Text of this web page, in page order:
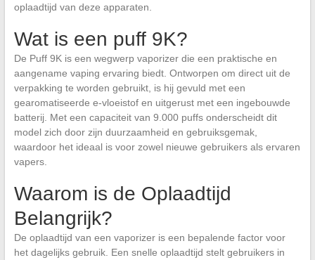
oplaadtijd van deze apparaten.
Wat is een puff 9K?
De Puff 9K is een wegwerp vaporizer die een praktische en
aangename vaping ervaring biedt. Ontworpen om direct uit de
verpakking te worden gebruikt, is hij gevuld met een
gearomatiseerde e-vloeistof en uitgerust met een ingebouwde
batterij. Met een capaciteit van 9.000 puffs onderscheidt dit
model zich door zijn duurzaamheid en gebruiksgemak,
waardoor het ideaal is voor zowel nieuwe gebruikers als ervaren
vapers.
Waarom is de Oplaadtijd
Belangrijk?
De oplaadtijd van een vaporizer is een bepalende factor voor
het dagelijks gebruik. Een snelle oplaadtijd stelt gebruikers in